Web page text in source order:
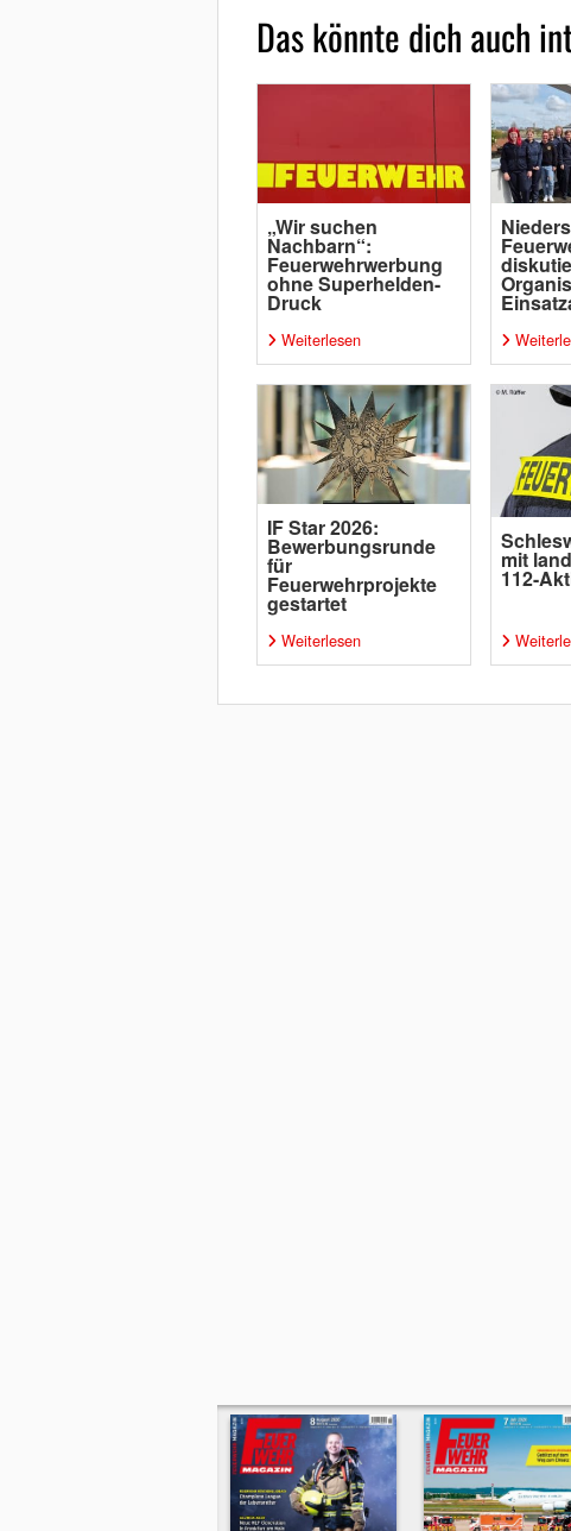
Das könnte dich auch
„Wir suchen
Nachbarn“:
Feuerwehrwerbung
ohne Superhelden-
Druck
Weiterlesen
IF Star 2026:
Bewerbungsrunde
für
Feuerwehrprojekte
gestartet
Weiterlesen
mit
112-